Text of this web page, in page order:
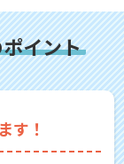
イント
す！